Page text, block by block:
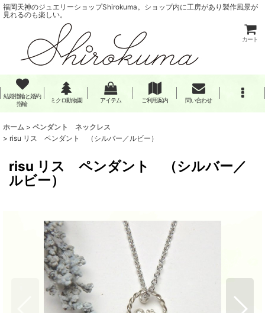
福岡天神のジュエリーショップShirokuma。ショップ内に工房があり製作風景が
見れるのも楽しい。
カート
結婚指輪と婚約
指輪
ミクロ動物園 アイテム ご利用案内 問い合わせ
ホーム > ペンダント ネックレス
> risu リス ペンダント （シルバー／ルビー）
risu リス ペンダント （シルバー／
ルビー）